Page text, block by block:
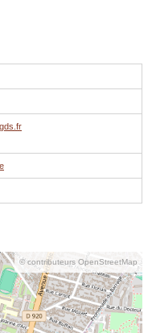
© contributeurs OpenStreetMap